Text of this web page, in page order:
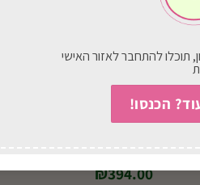
להתחבר לאזור האישי
הכנסו!
₪394.00